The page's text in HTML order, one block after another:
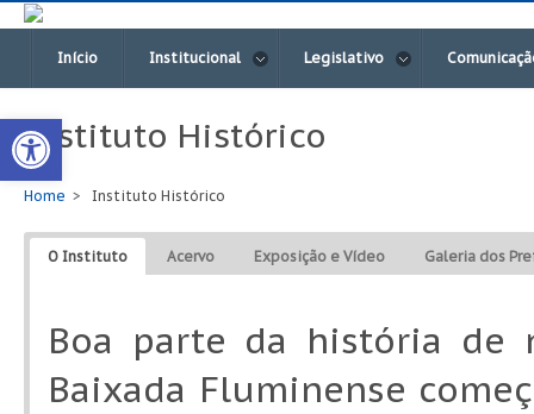
Open toolbar
Início Institucional Legislativo
Instituto Histórico
Home Instituto Histórico
O Instituto Acervo Exposição e Vídeo Galeria dos
Boa parte da história de
Baixada Fluminense